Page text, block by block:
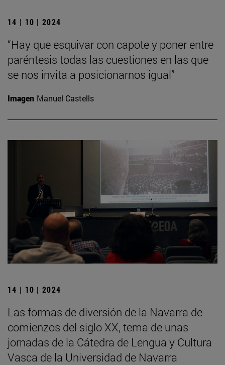
14 | 10 | 2024
“Hay que esquivar con capote y poner entre
paréntesis todas las cuestiones en las que
se nos invita a posicionarnos igual”
Imagen Manuel Castells
14 | 10 | 2024
Las formas de diversión de la Navarra de
comienzos del siglo XX, tema de unas
jornadas de la Cátedra de Lengua y Cultura
Vasca de la Universidad de Navarra